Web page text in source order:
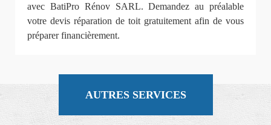
avec BatiPro Rénov SARL. Demandez au préalable
votre devis réparation de toit gratuitement afin de vous
préparer financièrement.
AUTRES SERVICES